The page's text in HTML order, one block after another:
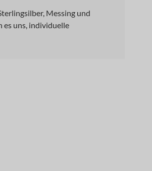
Messing und
uns, individuelle